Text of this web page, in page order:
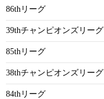
86thリーグ
39thチャンピオンズリーグ
85thリーグ
38thチャンピオンズリーグ
84thリーグ